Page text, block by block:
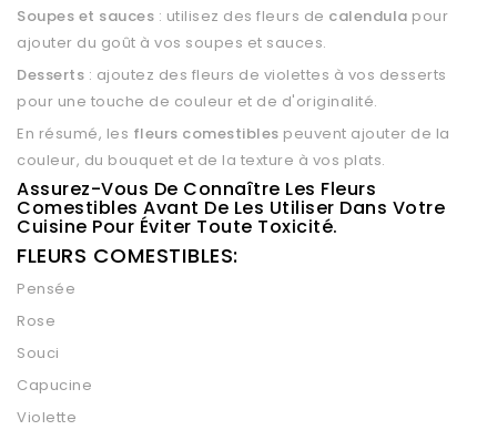
Soupes et sauces : utilisez des fleurs de calendula pour
ajouter du goût à vos soupes et sauces.
Desserts : ajoutez des fleurs de violettes à vos desserts
pour une touche de couleur et de d'originalité.
En résumé, les fleurs comestibles peuvent ajouter de la
couleur, du bouquet et de la texture à vos plats.
Assurez-Vous De Connaître Les Fleurs
Comestibles Avant De Les Utiliser Dans Votre
Cuisine Pour Éviter Toute Toxicité.
FLEURS COMESTIBLES:
Pensée
Rose
Souci
Capucine
Violette